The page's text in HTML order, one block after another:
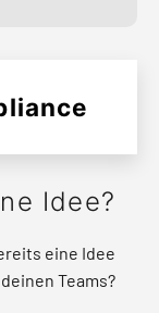
Idee?
eine Idee
Teams?